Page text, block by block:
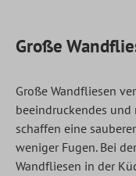
Große
Große Wandfliesen
beeindruckendes und
schaffen eine
weniger Fugen. Bei
Wandfliesen in der